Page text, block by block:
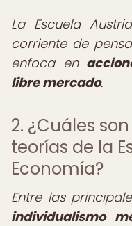
La Escuela
corriente de
enfoca en
libre mercado.
2. ¿Cuáles
teorías de la
Economía?
Entre las
individualismo